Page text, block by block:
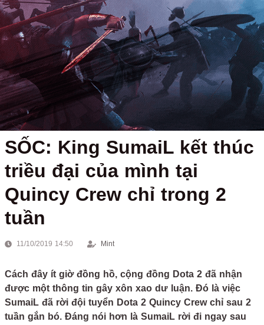
SỐC: King SumaiL kết thúc
triều đại của mình tại
Quincy Crew chỉ trong 2
tuần
11/10/2019 14:50 Mint
Cách đây ít giờ đồng hồ, cộng đồng Dota 2 đã nhận
được một thông tin gây xôn xao dư luận. Đó là việc
SumaiL đã rời đội tuyển Dota 2 Quincy Crew chỉ sau 2
tuần gắn bó. Đáng nói hơn là SumaiL rời đi ngay sau